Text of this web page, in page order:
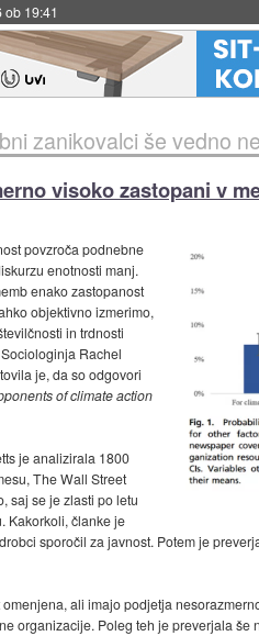
še vedno
visoko zastopani v
povzroča podnebne
enotnosti manj.
enako zastopanost
objektivno izmerimo,
in trdnosti
Rachel
je, da so odgovori
of climate action
je analizirala 1800
The Wall Street
saj se je zlasti po letu
Kakorkoli, članke je
sporočil za javnost. Potem je
ali imajo podjetja
organizacije. Poleg teh je preverjala še